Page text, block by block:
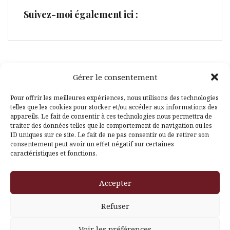
Gérer le consentement
Pour offrir les meilleures expériences, nous utilisons des technologies
telles que les cookies pour stocker et/ou accéder aux informations des
appareils. Le fait de consentir à ces technologies nous permettra de
traiter des données telles que le comportement de navigation ou les
ID uniques sur ce site. Le fait de ne pas consentir ou de retirer son
consentement peut avoir un effet négatif sur certaines
caractéristiques et fonctions.
Accepter
Refuser
Suivez-moi également ici :
Facebook
Pinterest
Themeisle